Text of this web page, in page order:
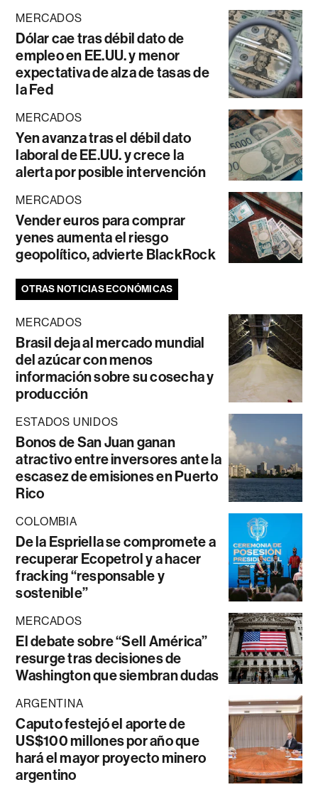
MERCADOS
Dólar cae tras débil dato de
empleo en EE.UU. y menor
expectativa de alza de tasas de
la Fed
MERCADOS
Yen avanza tras el débil dato
laboral de EE.UU. y crece la
alerta por posible intervención
MERCADOS
Vender euros para comprar
yenes aumenta el riesgo
geopolítico, advierte BlackRock
OTRAS NOTICIAS ECONÓMICAS
MERCADOS
Brasil deja al mercado mundial
del azúcar con menos
información sobre su cosecha y
producción
ESTADOS UNIDOS
Bonos de San Juan ganan
atractivo entre inversores ante la
escasez de emisiones en Puerto
Rico
COLOMBIA
De la Espriella se compromete a
recuperar Ecopetrol y a hacer
fracking “responsable y
sostenible”
MERCADOS
El debate sobre “Sell América”
resurge tras decisiones de
Washington que siembran dudas
ARGENTINA
Caputo festejó el aporte de
US$100 millones por año que
hará el mayor proyecto minero
argentino